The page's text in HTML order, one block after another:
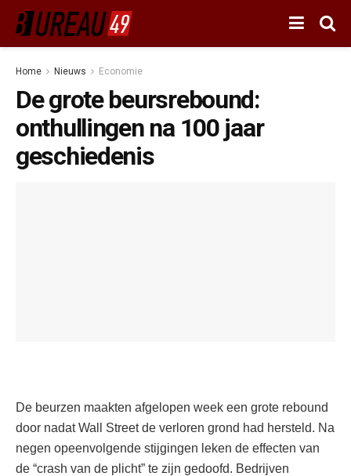
Home Nieuws Economie
De grote beursrebound:
onthullingen na 100 jaar
geschiedenis
De beurzen maakten afgelopen week een grote rebound
door nadat Wall Street de verloren grond had hersteld. Na
negen opeenvolgende stijgingen leken de effecten van
de “crash van de plicht” te zijn gedoofd. Bedrijven